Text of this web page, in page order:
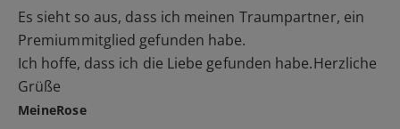
Es sieht so aus, dass ich meinen Traumpartner, ein
Premiummitglied gefunden habe.
Ich hoffe, dass ich die Liebe gefunden habe.Herzliche
Grüße
MeineRose